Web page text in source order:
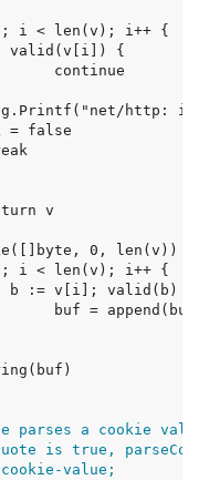
parses a cookie
is true,
value;